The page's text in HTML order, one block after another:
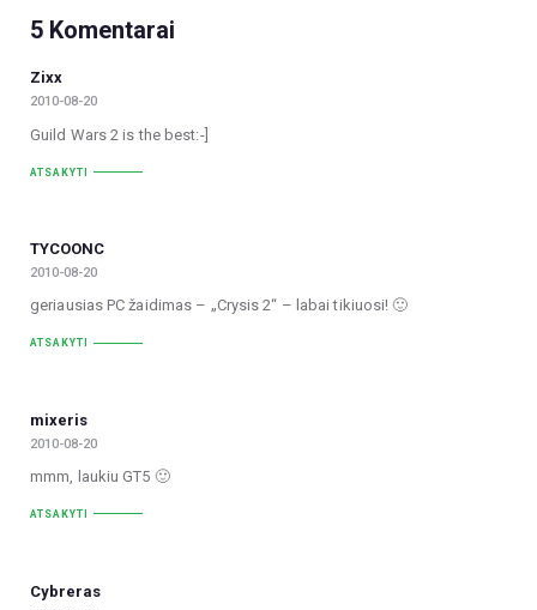
5 Komentarai
Zixx
2010-08-20
Guild Wars 2 is the best:-]
ATSAKYTI
TYCOONC
2010-08-20
geriausias PC žaidimas – „Crysis 2“ – labai tikiuosi! 🙂
ATSAKYTI
mixeris
2010-08-20
mmm, laukiu GT5 🙂
ATSAKYTI
Cybreras